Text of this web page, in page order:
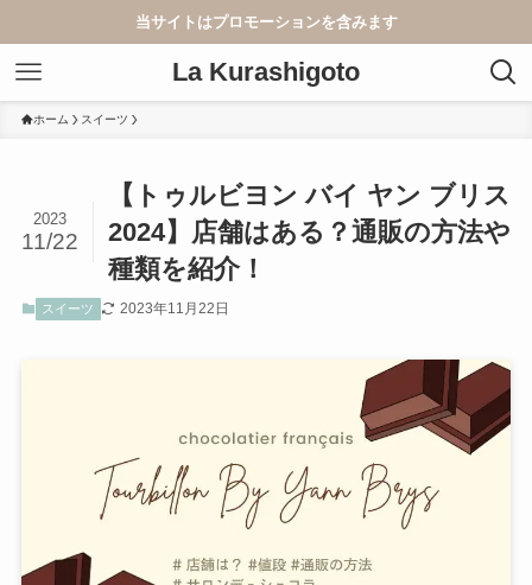
当サイトはプロモーションを含みます
La Kurashigoto
ホーム スイーツ
【トゥルビヨン バイ ヤン ブリス
2024】店舗はある？通販の方法や
種類を紹介！
2023
11/22
スイーツ 2023年11月22日